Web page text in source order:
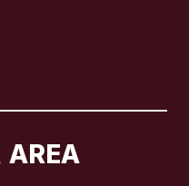
AREA